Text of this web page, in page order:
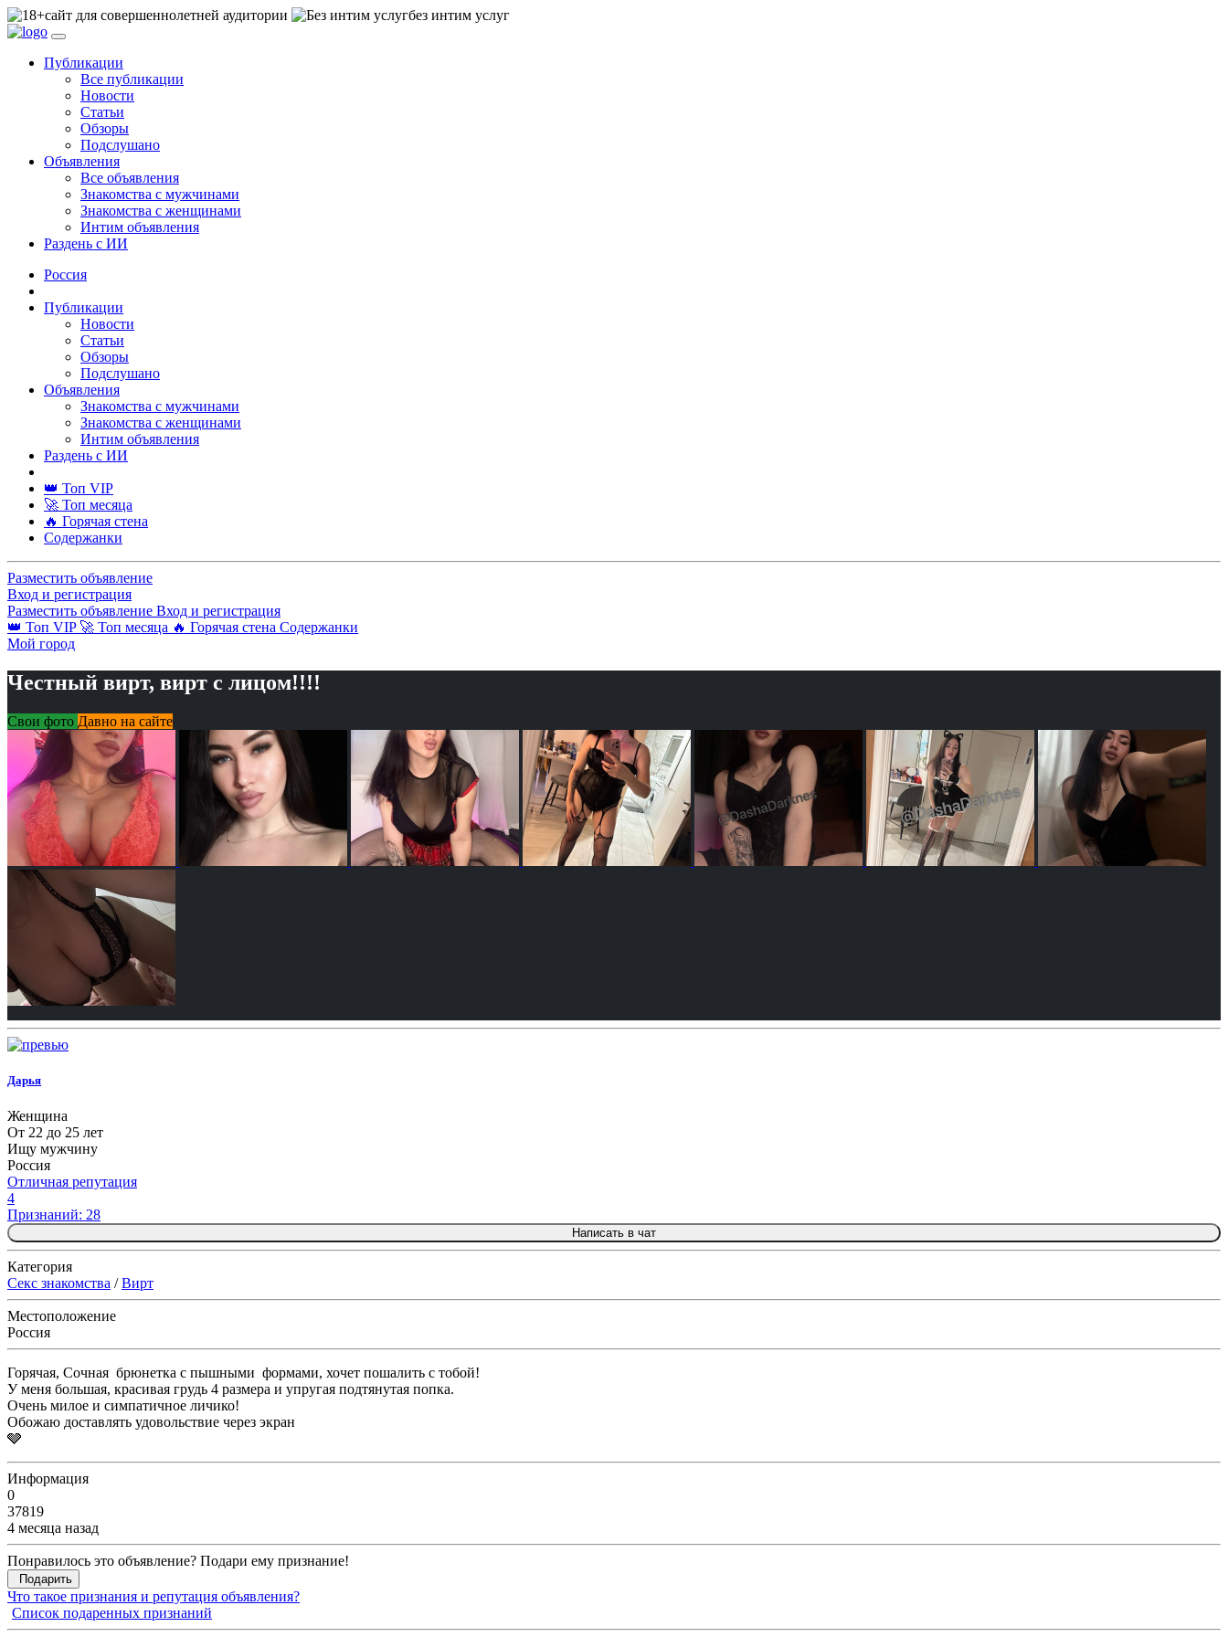
сайт для совершеннолетней аудитории без интим услуг
Публикации
Все публикации
Новости
Статьи
Обзоры
Подслушано
Объявления
Все объявления
Знакомства с мужчинами
Знакомства с женщинами
Интим объявления
Раздень с ИИ
Россия
Публикации
Новости
Статьи
Обзоры
Подслушано
Объявления
Знакомства с мужчинами
Знакомства с женщинами
Интим объявления
Раздень с ИИ
👑 Топ VIP
🚀 Топ месяца
🔥 Горячая стена
Содержанки
Разместить объявление
Вход и регистрация
Разместить объявление Вход и регистрация
👑 Топ VIP 🚀 Топ месяца 🔥 Горячая стена Содержанки
Мой город
Честный вирт, вирт с лицом!!!!
Свои фото Давно на сайте
Дарья
Женщина
От 22 до 25 лет
Ищу мужчину
Россия
Отличная репутация
4
Признаний: 28
Написать в чат
Категория
Секс знакомства /Вирт
Местоположение
Россия
Горячая, Сочная брюнетка с пышными формами, хочет пошалить с тобой!
У меня большая, красивая грудь 4 размера и упругая подтянутая попка.
Очень милое и симпатичное личико!
Обожаю доставлять удовольствие через экран
🩶
Информация
0
37819
4 месяца назад
Понравилось это объявление? Подари ему признание!
Подарить
Что такое признания и репутация объявления?
Список подаренных признаний